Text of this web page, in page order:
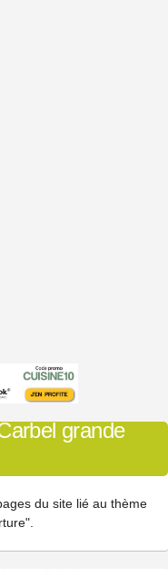
grande
du site lié au thème